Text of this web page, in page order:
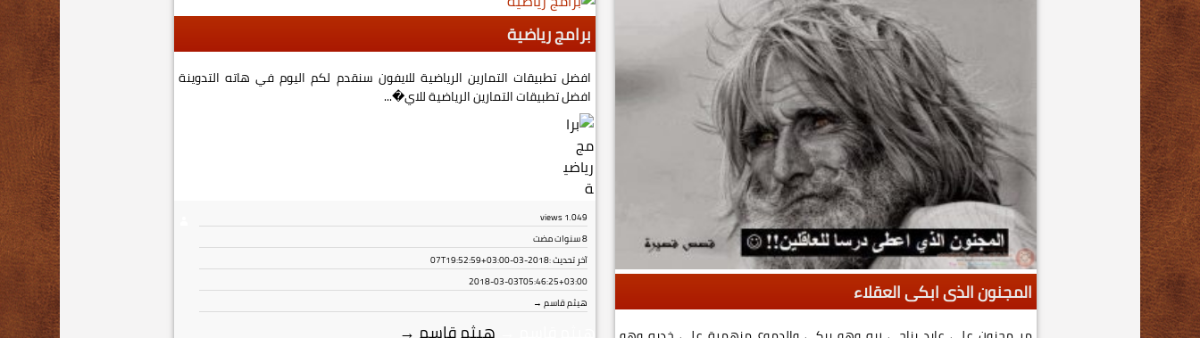
المجنون الذى ابكى العقلاء
برامج رياضية
افضل تطبيقات التمارين الرياضية للايفون سنقدم لكم اليوم في هاته التدوينة
افضل تطبيقات التمارين الرياضية للاي�...
1٬049views
8 سنوات مضت
آخر تحديث :2018-03-07T19:52:59+03:00
2018-03-03T05:46:25+03:00
هيثم قاسم →
هيثم قاسم →